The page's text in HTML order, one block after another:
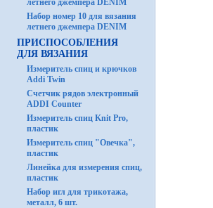
летнего джемпера DENIM
Набор номер 10 для вязания
летнего джемпера DENIM
ПРИСПОСОБЛЕНИЯ
ДЛЯ ВЯЗАНИЯ
Измеритель спиц и крючков
Addi Twin
Счетчик рядов электронный
ADDI Counter
Измеритель спиц Knit Pro,
пластик
Измеритель спиц "Овечка",
пластик
Линейка для измерения спиц,
пластик
Набор игл для трикотажа,
металл, 6 шт.